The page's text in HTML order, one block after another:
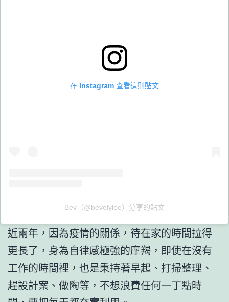
在 Instagram 查看這則貼文
Bev（@bevelylee）分享的貼文
近兩年，因為疫情的關係，待在家的時間拉得
更長了，身為自律感極強的摩羯，即使在沒有
工作的時間裡，也是秉持著早起、打掃整理、
趕設計案、做陶等，不想浪費任何一丁點時